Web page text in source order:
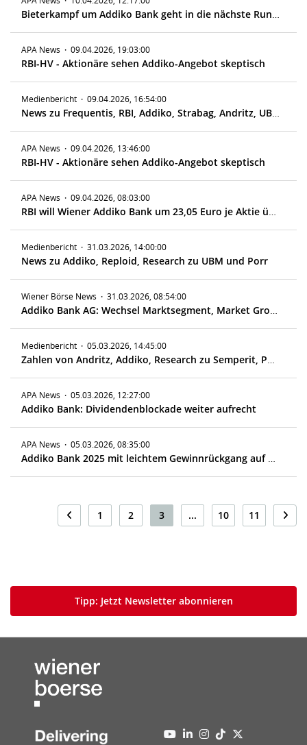
Bieterkampf um Addiko Bank geht in die nächste Runde
APA News · 09.04.2026, 19:03:00
RBI-HV - Aktionäre sehen Addiko-Angebot skeptisch
Medienbericht · 09.04.2026, 16:54:00
News zu Frequentis, RBI, Addiko, Strabag, Andritz, UBM
APA News · 09.04.2026, 13:46:00
RBI-HV - Aktionäre sehen Addiko-Angebot skeptisch
APA News · 09.04.2026, 08:03:00
RBI will Wiener Addiko Bank um 23,05 Euro je Aktie übernehmen
Medienbericht · 31.03.2026, 14:00:00
News zu Addiko, Reploid, Research zu UBM und Porr
Wiener Börse News · 31.03.2026, 08:54:00
Addiko Bank AG: Wechsel Marktsegment, Market Group & Handelsverfahren - 01.04.2026
Medienbericht · 05.03.2026, 14:45:00
Zahlen von Andritz, Addiko, Research zu Semperit, Porr, Verbund, News zu Palfinger, UBM
APA News · 05.03.2026, 12:27:00
Addiko Bank: Dividendenblockade weiter aufrecht
APA News · 05.03.2026, 08:35:00
Addiko Bank 2025 mit leichtem Gewinnrückgang auf 44 Mio. Euro
1 2 3 ... 10 11
Tipp: Jetzt Newsletter abonnieren